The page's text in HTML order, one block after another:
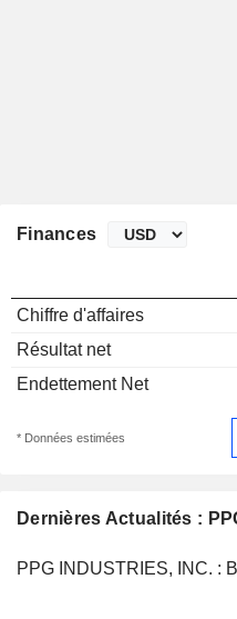
Dernières Actualités :
PPG INDUSTRIES, INC. :
Finances
Chiffre d'affaires
Résultat net
Endettement Net
* Données estimées